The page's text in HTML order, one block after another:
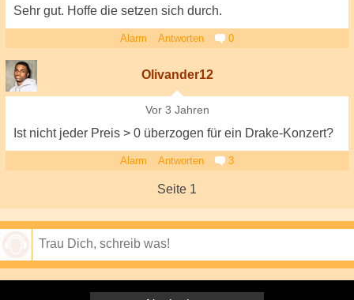
Sehr gut. Hoffe die setzen sich durch.
Alarm Antworten 0
Olivander12
Vor 3 Jahren
Ist nicht jeder Preis > 0 überzogen für ein Drake-Konzert?
Alarm Antworten 3
Seite 1